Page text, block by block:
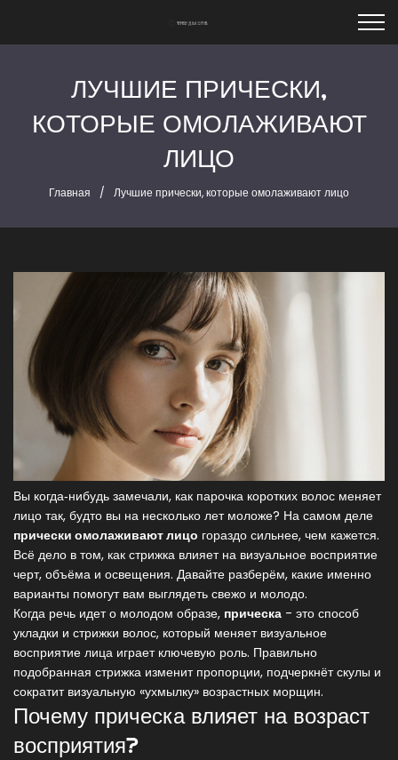
ЛУЧШИЕ ПРИЧЕСКИ,
КОТОРЫЕ ОМОЛАЖИВАЮТ
ЛИЦО
Главная Лучшие прически, которые омолаживают лицо
Вы когда‑нибудь замечали, как парочка коротких волос меняет
лицо так, будто вы на несколько лет моложе? На самом деле
прически омолаживают лицо гораздо сильнее, чем кажется.
Всё дело в том, как стрижка влияет на визуальное восприятие
черт, объёма и освещения. Давайте разберём, какие именно
варианты помогут вам выглядеть свежо и молодо.
Когда речь идет о молодом образе, прическа - это способ
укладки и стрижки волос, который меняет визуальное
восприятие лица играет ключевую роль. Правильно
подобранная стрижка изменит пропорции, подчеркнёт скулы и
сократит визуальную «ухмылку» возрастных морщин.
Почему прическа влияет на возраст
восприятия?